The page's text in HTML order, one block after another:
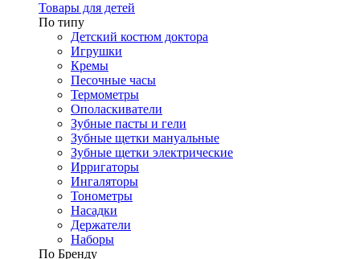
Товары для детей
По типу
Детский костюм доктора
Игрушки
Кремы
Песочные часы
Термометры
Ополаскиватели
Зубные пасты и гели
Зубные щетки мануальные
Зубные щетки электрические
Ирригаторы
Ингаляторы
Тонометры
Насадки
Держатели
Наборы
По Бренду